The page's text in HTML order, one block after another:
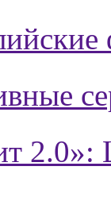
2.0»: